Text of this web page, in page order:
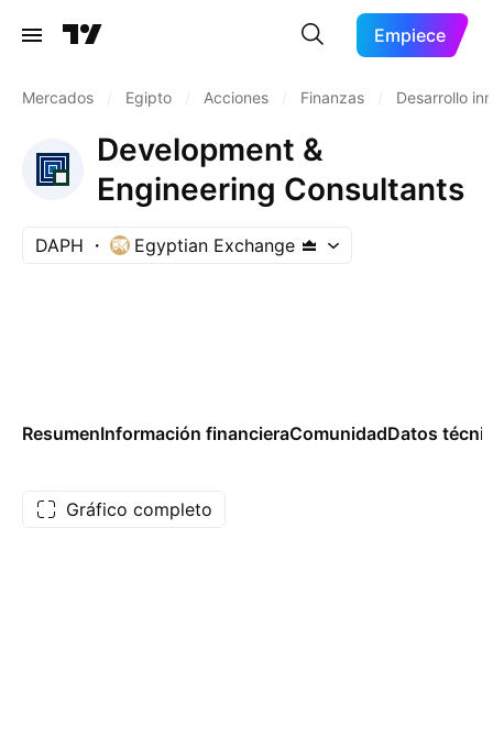
Empiece
Mercados Egipto Acciones Finanzas Desarrollo
Development &
Engineering Consultants
DAPH Egyptian Exchange
ResumenInformación financieraComunidadDatos
Gráfico completo